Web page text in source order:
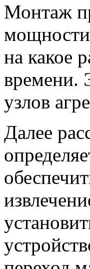
Монтаж
мощности
на какое
времени.
узлов
Далее